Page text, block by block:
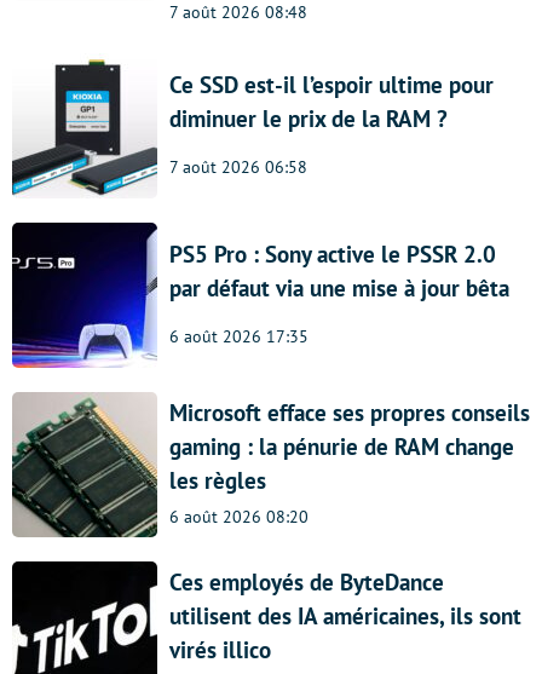
7 août 2026 08:48
Ce SSD est-il l’espoir ultime pour
diminuer le prix de la RAM ?
7 août 2026 06:58
PS5 Pro : Sony active le PSSR 2.0
par défaut via une mise à jour bêta
6 août 2026 17:35
Microsoft efface ses propres conseils
gaming : la pénurie de RAM change
les règles
6 août 2026 08:20
Ces employés de ByteDance
utilisent des IA américaines, ils sont
virés illico